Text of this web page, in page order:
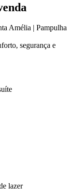
Amélia | Pampulha
segurança e
lazer